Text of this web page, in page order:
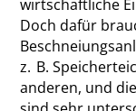
wirtschaftliche
Doch dafür
z. B.
anderen, und